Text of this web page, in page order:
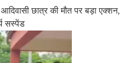
छात्र की मौत पर बड़ा एक्शन,
सस्पेंड